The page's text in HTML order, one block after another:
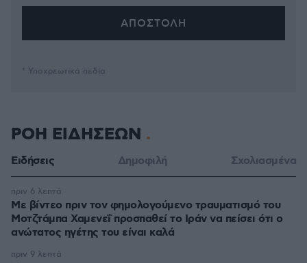
* Υποχρεωτικά πεδία
ΡΟΗ ΕΙΔΗΣΕΩΝ
Ειδήσεις Δημοφιλή Σχολιασμένα
Με βίντεο πριν τον φημολογούμενο τραυματισμό του
Μοτζτάμπα Χαμενεΐ προσπαθεί το Ιράν να πείσει ότι ο
ανώτατος ηγέτης του είναι καλά
πριν 6 λεπτά
πριν 9 λεπτά